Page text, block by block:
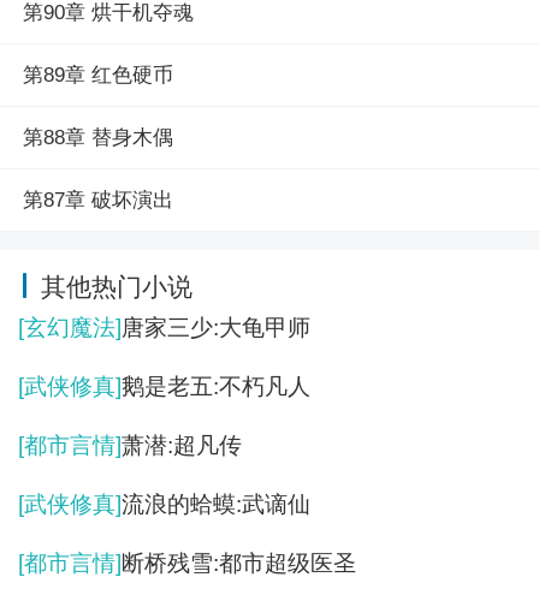
第90章 烘干机夺魂
第89章 红色硬币
第88章 替身木偶
第87章 破坏演出
其他热门小说
[玄幻魔法]唐家三少:大龟甲师
[武侠修真]鹅是老五:不朽凡人
[都市言情]萧潜:超凡传
[武侠修真]流浪的蛤蟆:武谪仙
[都市言情]断桥残雪:都市超级医圣